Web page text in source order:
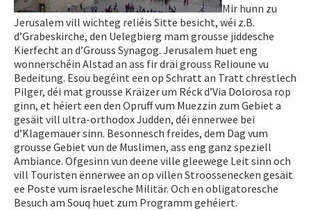
Mir hunn zu
Jerusalem vill wichteg reliéis Sitte besicht, wéi z.B.
d’Grabeskirche, den Uelegbierg mam grousse jiddesche
Kierfecht an d’Grouss Synagog. Jerusalem huet eng
wonnerschéin Alstad an ass fir dräi grouss Relioune vu
Bedeitung. Esou begéint een op Schratt an Tratt chrëstlech
Pilger, déi mat grousse Kräizer um Réck d’Via Dolorosa rop
ginn, et héiert een den Opruff vum Muezzin zum Gebiet a
gesäit vill ultra-orthodox Judden, déi ënnerwee bei
d’Klagemauer sinn. Besonnesch freides, dem Dag vum
grousse Gebiet vun de Muslimen, ass eng ganz speziell
Ambiance. Ofgesinn vun deene ville gleewege Leit sinn och
vill Touristen ënnerwee an op villen Stroossenecken gesäit
ee Poste vum israelesche Militär. Och en obligatoresche
Besuch am Souq huet zum Programm gehéiert.